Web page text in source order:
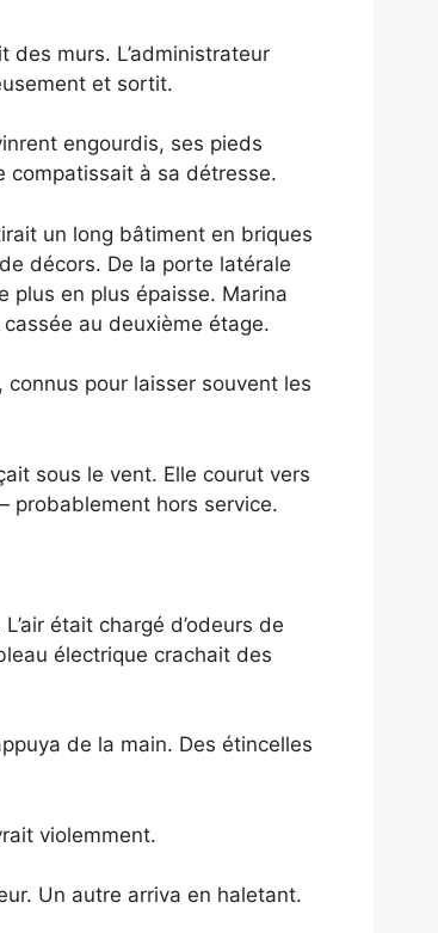
murs. L’administrateur
et sortit.
engourdis, ses pieds
compatissait à sa détresse.
un long bâtiment en briques
décors. De la porte latérale
plus en plus épaisse. Marina
cassée au deuxième étage.
connus pour laisser souvent les
sous le vent. Elle courut vers
probablement hors service.
était chargé d’odeurs de
électrique crachait des
de la main. Des étincelles
violemment.
Un autre arriva en haletant.